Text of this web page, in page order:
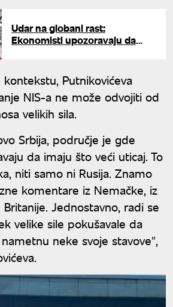
Udar na globani rast:
Ekonomisti upozoravaju da
Putnikovićeva
NIS-a ne može odvojiti od
velikih sila.
Srbija, područje je gde
da imaju što veći uticaj. To
niti samo ni Rusija. Znamo
komentare iz Nemačke, iz
Britanije. Jednostavno, radi se
velike sile pokušavale da
neke svoje stavove",